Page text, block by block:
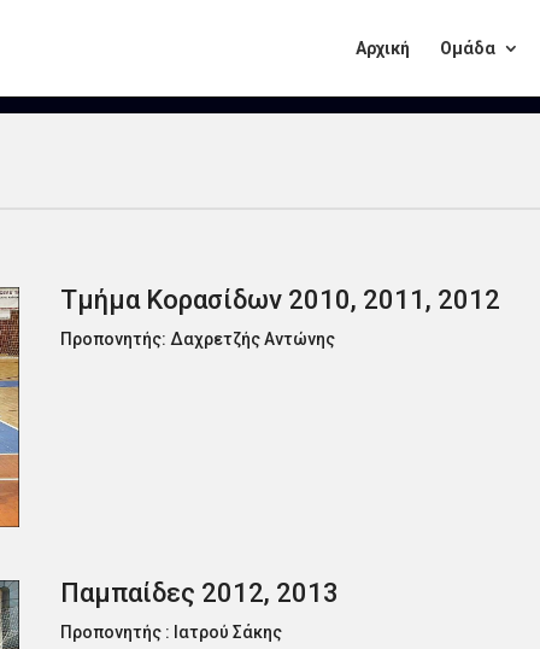
Αρχική Ομάδα
Τμήμα Κορασίδων 2010, 2011, 2012
Προπονητής: Δαχρετζής Αντώνης
Παμπαίδες 2012, 2013
Προπονητής : Ιατρού Σάκης